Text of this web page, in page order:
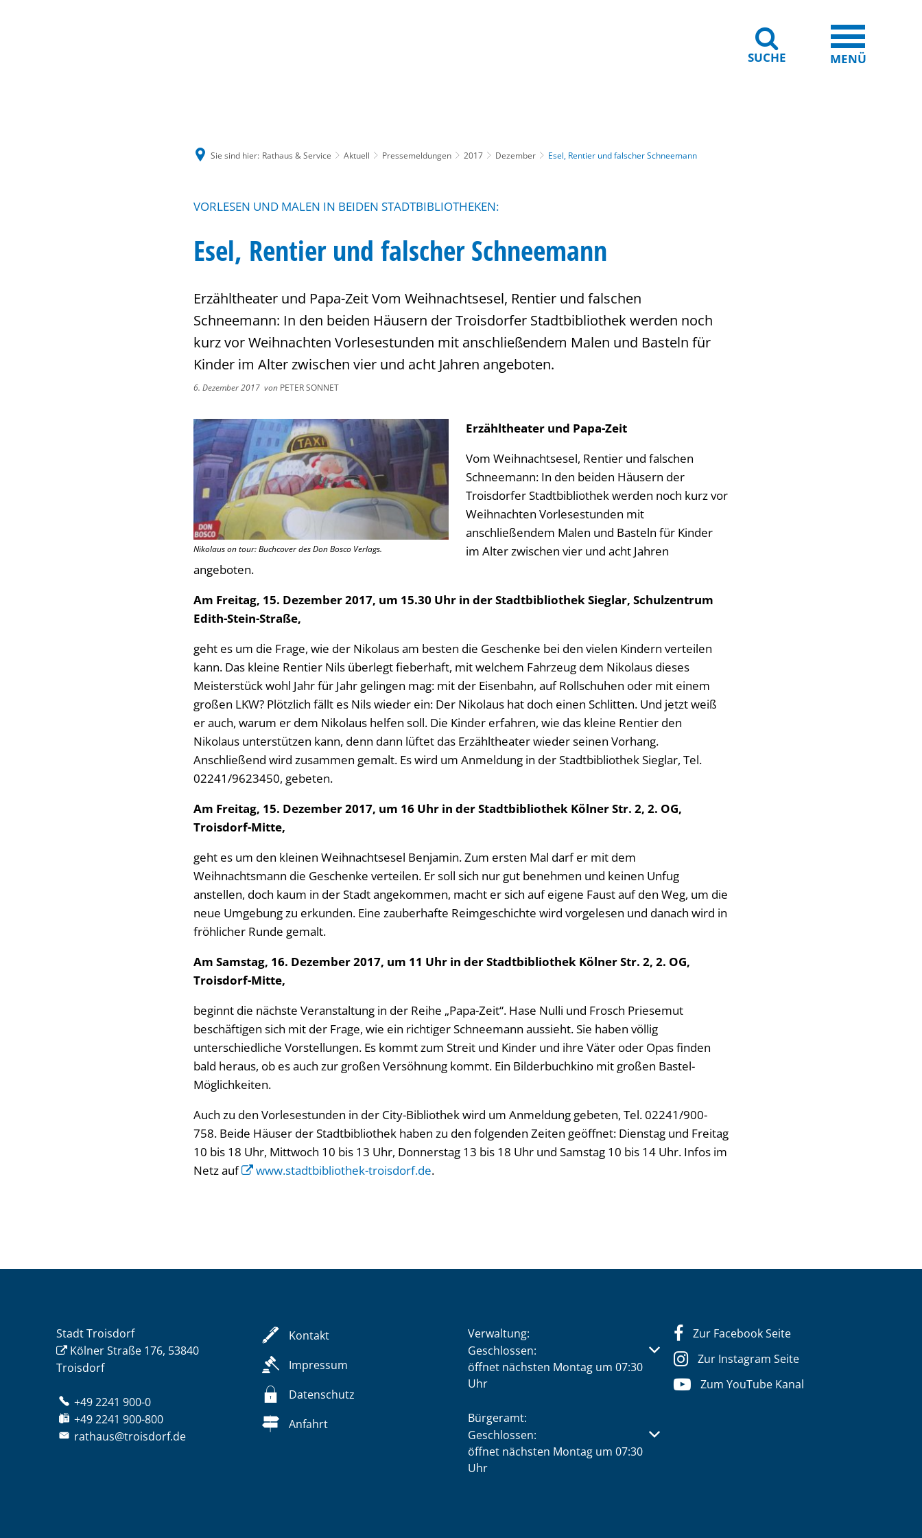
SUCHE MENÜ
Sie sind hier: Rathaus & Service Aktuell Pressemeldungen 2017 Dezember Esel, Rentier und falscher Schneemann
VORLESEN UND MALEN IN BEIDEN STADTBIBLIOTHEKEN:
Esel, Rentier und falscher Schneemann
Erzähltheater und Papa-Zeit Vom Weihnachtsesel, Rentier und falschen
Schneemann: In den beiden Häusern der Troisdorfer Stadtbibliothek werden noch
kurz vor Weihnachten Vorlesestunden mit anschließendem Malen und Basteln für
Kinder im Alter zwischen vier und acht Jahren angeboten.
6. Dezember 2017 von PETER SONNET
Nikolaus on tour: Buchcover des Don Bosco Verlags.
Erzähltheater und Papa-Zeit
Vom Weihnachtsesel, Rentier und falschen
Schneemann: In den beiden Häusern der
Troisdorfer Stadtbibliothek werden noch kurz vor
Weihnachten Vorlesestunden mit
anschließendem Malen und Basteln für Kinder
im Alter zwischen vier und acht Jahren
angeboten.
Am Freitag, 15. Dezember 2017, um 15.30 Uhr in der Stadtbibliothek Sieglar, Schulzentrum
Edith-Stein-Straße,
geht es um die Frage, wie der Nikolaus am besten die Geschenke bei den vielen Kindern verteilen
kann. Das kleine Rentier Nils überlegt fieberhaft, mit welchem Fahrzeug dem Nikolaus dieses
Meisterstück wohl Jahr für Jahr gelingen mag: mit der Eisenbahn, auf Rollschuhen oder mit einem
großen LKW? Plötzlich fällt es Nils wieder ein: Der Nikolaus hat doch einen Schlitten. Und jetzt weiß
er auch, warum er dem Nikolaus helfen soll. Die Kinder erfahren, wie das kleine Rentier den
Nikolaus unterstützen kann, denn dann lüftet das Erzähltheater wieder seinen Vorhang.
Anschließend wird zusammen gemalt. Es wird um Anmeldung in der Stadtbibliothek Sieglar, Tel.
02241/9623450, gebeten.
Am Freitag, 15. Dezember 2017, um 16 Uhr in der Stadtbibliothek Kölner Str. 2, 2. OG,
Troisdorf-Mitte,
geht es um den kleinen Weihnachtsesel Benjamin. Zum ersten Mal darf er mit dem
Weihnachtsmann die Geschenke verteilen. Er soll sich nur gut benehmen und keinen Unfug
anstellen, doch kaum in der Stadt angekommen, macht er sich auf eigene Faust auf den Weg, um die
neue Umgebung zu erkunden. Eine zauberhafte Reimgeschichte wird vorgelesen und danach wird in
fröhlicher Runde gemalt.
Am Samstag, 16. Dezember 2017, um 11 Uhr in der Stadtbibliothek Kölner Str. 2, 2. OG,
Troisdorf-Mitte,
beginnt die nächste Veranstaltung in der Reihe „Papa-Zeit“. Hase Nulli und Frosch Priesemut
beschäftigen sich mit der Frage, wie ein richtiger Schneemann aussieht. Sie haben völlig
unterschiedliche Vorstellungen. Es kommt zum Streit und Kinder und ihre Väter oder Opas finden
bald heraus, ob es auch zur großen Versöhnung kommt. Ein Bilderbuchkino mit großen Bastel-
Möglichkeiten.
Auch zu den Vorlesestunden in der City-Bibliothek wird um Anmeldung gebeten, Tel. 02241/900-
758. Beide Häuser der Stadtbibliothek haben zu den folgenden Zeiten geöffnet: Dienstag und Freitag
10 bis 18 Uhr, Mittwoch 10 bis 13 Uhr, Donnerstag 13 bis 18 Uhr und Samstag 10 bis 14 Uhr. Infos im
Netz auf
www.stadtbibliothek-troisdorf.de.
Stadt Troisdorf
Kölner Straße 176, 53840
Troisdorf
+49 2241 900-0
+49 2241 900-800
rathaus@troisdorf.de
Kontakt
Impressum
Datenschutz
Anfahrt
Verwaltung:
Klicken, um weitere Öffnungs- oder Schließzeiten auszublenden
Geschlossen:
öffnet nächsten Montag um 07:30
Uhr
Bürgeramt:
Klicken, um weitere Öffnungs- oder Schließzeiten auszublenden
Geschlossen:
öffnet nächsten Montag um 07:30
Uhr
Zur Facebook Seite
Zur Instagram Seite
Zum YouTube Kanal